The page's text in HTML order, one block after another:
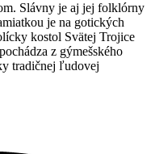
Slávny je aj jej folklórny
je na gotických
kostol Svätej Trojice
z gýmešského
tradičnej ľudovej